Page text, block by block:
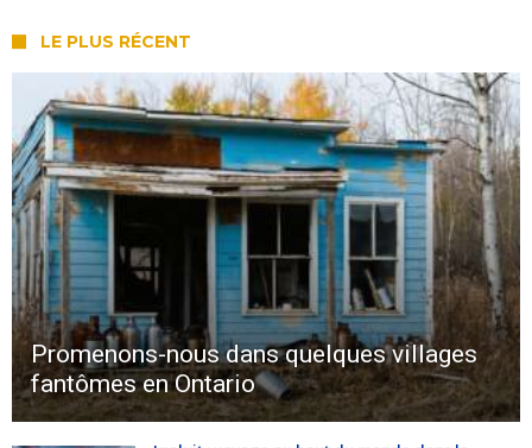
LE PLUS RÉCENT
Promenons-nous dans quelques villages
fantômes en Ontario